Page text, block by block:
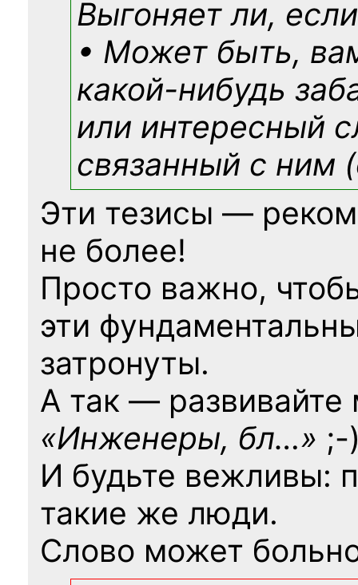
Выгоняет ли,
• Может быть,
какой-нибудь
или интересный
связанный с ним
Эти тезисы —
не более!
Просто важно,
эти
затронуты.
А так — развивайте
«Инженеры, бл…» ;-
И будьте вежливы:
такие же люди.
Слово может